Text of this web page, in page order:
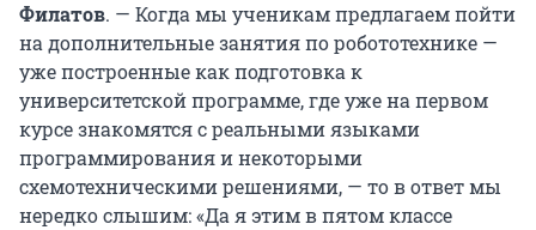
Филатов. — Когда мы ученикам предлагаем пойти
на дополнительные занятия по робототехнике —
уже построенные как подготовка к
университетской программе, где уже на первом
курсе знакомятся с реальными языками
программирования и некоторыми
схемотехническими решениями, — то в ответ мы
нередко слышим: «Да я этим в пятом классе